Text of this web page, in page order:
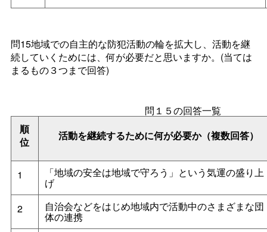
問15地域での自主的な防犯活動の輪を拡大し、活動を継
続していくためには、何が必要だと思いますか。(当ては
まるもの３つまで回答)
順
位
活動を継続するために何が必要か（複数回答）
問１５の回答一覧
1 「地域の安全は地域で守ろう」という気運の盛り上
げ
2
自治会などをはじめ地域内で活動中のさまざまな団
体の連携